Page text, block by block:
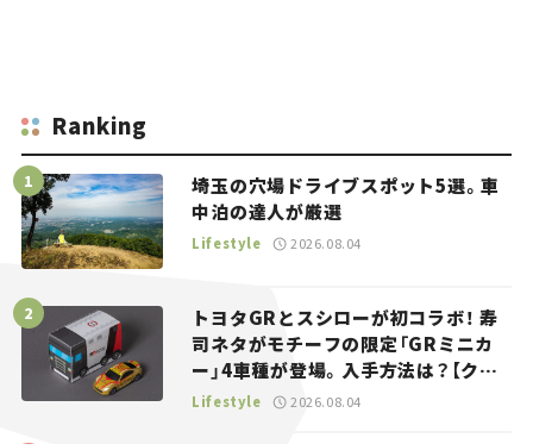
Ranking
埼玉の穴場ドライブスポット5選。車
中泊の達人が厳選
Lifestyle 2026.08.04
トヨタGRとスシローが初コラボ！ 寿
司ネタがモチーフの限定「GRミニカ
ー」4車種が登場。入手方法は？【クル
マとホビー】
Lifestyle 2026.08.04